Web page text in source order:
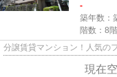
-
築年数：
階数：8
分譲賃貸マンション！人気の
現在